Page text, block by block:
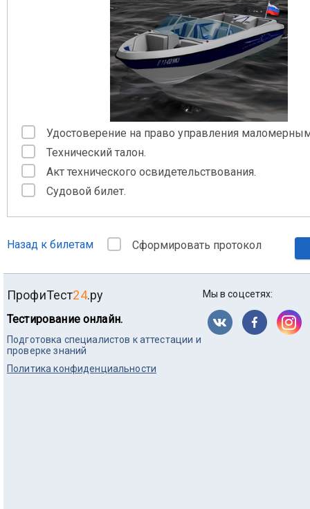
Удостоверение на право управления
Технический талон.
Акт технического освидетельствования.
Судовой билет.
Назад к билетам Сформировать протокол
ПрофиТест24.ру
Тестирование онлайн.
Подготовка специалистов к аттестации и
проверке знаний
Политика конфиденциальности
Мы в соцсетях: